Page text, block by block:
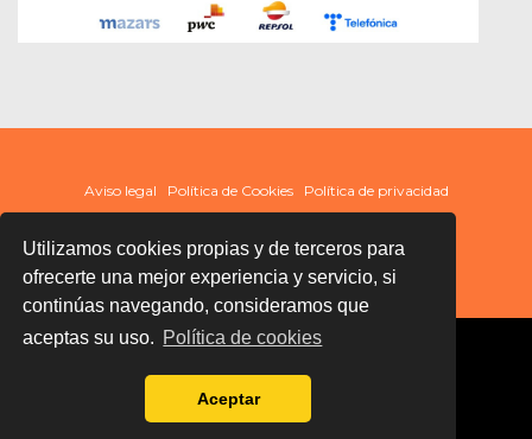
Utilizamos cookies propias y de terceros para
ofrecerte una mejor experiencia y servicio, si
continúas navegando, consideramos que
aceptas su uso. Política de cookies
Aceptar
Aviso legal Política de Cookies Política de privacidad
Términos y condiciones de uso